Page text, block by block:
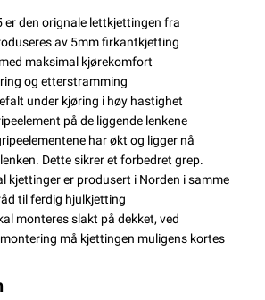
er den orignale lettkjettingen fra
av 5mm firkantkjetting
maksimal kjørekomfort
og etterstramming
under kjøring i høy hastighet
på de liggende lenkene
har økt og ligger nå
Dette sikrer et forbedret grep.
kjettinger er produsert i Norden i samme
til ferdig hjulkjetting
monteres slakt på dekket, ved
må kjettingen muligens kortes